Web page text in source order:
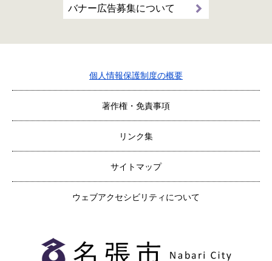
バナー広告募集について
個人情報保護制度の概要
著作権・免責事項
リンク集
サイトマップ
ウェブアクセシビリティについて